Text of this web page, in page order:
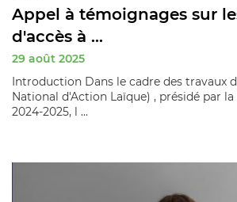
Appel à témoignages sur
d'accès à ...
29 août 2025
Introduction Dans le cadre des travaux
National d'Action Laïque) , présidé par la
2024-2025, l ...